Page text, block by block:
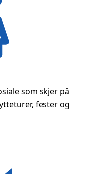
som skjer på
fester og